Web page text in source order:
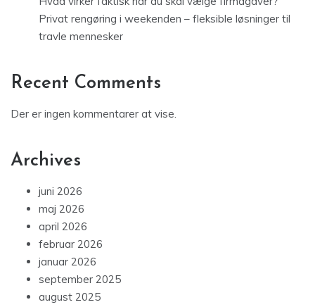
Privat rengøring i weekenden – fleksible løsninger til
travle mennesker
Recent Comments
Der er ingen kommentarer at vise.
Archives
juni 2026
maj 2026
april 2026
februar 2026
januar 2026
september 2025
august 2025